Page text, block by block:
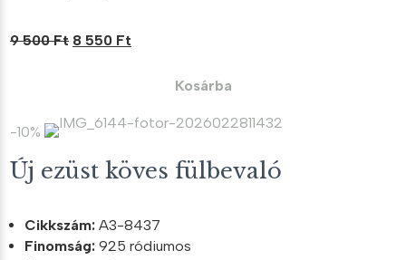
9 500Ft Original
500 Ft.
8 550 Ft
550 Ft.
Kosárba
-10%
Új ezüst köves fülbevaló
Cikkszám: A3-8437
Finomság: 925 ródiumos